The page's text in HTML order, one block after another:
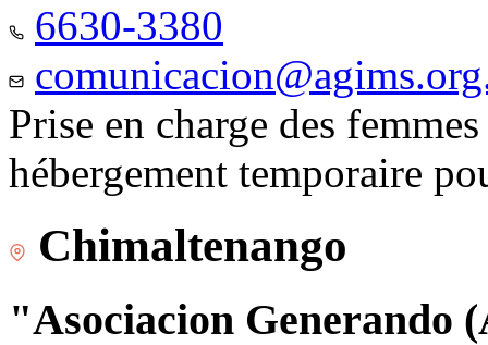
6630-3380
Prise en charge des
hébergement temporaire
Chimaltenango
"Asociacion Generando